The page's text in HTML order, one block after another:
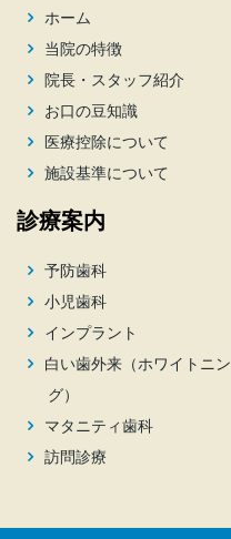
ホーム
当院の特徴
院長・スタッフ紹介
お口の豆知識
医療控除について
施設基準について
診療案内
予防歯科
小児歯科
インプラント
白い歯外来（ホワイトニン
グ）
マタニティ歯科
訪問診療